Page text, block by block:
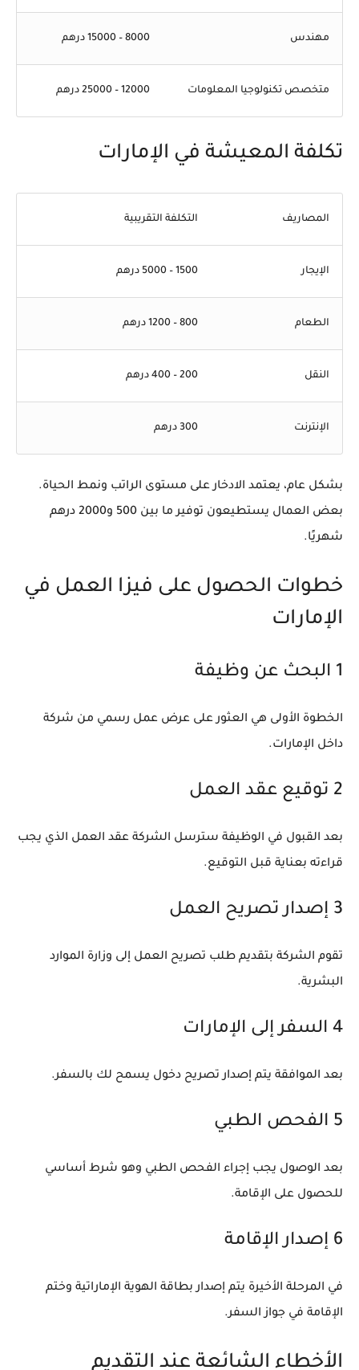
مهندس 8000 – 15000 درهم
متخصص تكنولوجيا المعلومات 12000 – 25000 درهم
تكلفة المعيشة في الإمارات
المصاريف التكلفة التقريبية
الإيجار 1500 – 5000 درهم
الطعام 800 – 1200 درهم
النقل 200 – 400 درهم
الإنترنت 300 درهم
بشكل عام، يعتمد الادخار على مستوى الراتب ونمط الحياة.
بعض العمال يستطيعون توفير ما بين 500 و2000 درهم
شهريًا.
خطوات الحصول على فيزا العمل في
الإمارات
1 البحث عن وظيفة
الخطوة الأولى هي العثور على عرض عمل رسمي من شركة
داخل الإمارات.
2 توقيع عقد العمل
بعد القبول في الوظيفة سترسل الشركة عقد العمل الذي يجب
قراءته بعناية قبل التوقيع.
3 إصدار تصريح العمل
تقوم الشركة بتقديم طلب تصريح العمل إلى وزارة الموارد
البشرية.
4 السفر إلى الإمارات
بعد الموافقة يتم إصدار تصريح دخول يسمح لك بالسفر.
5 الفحص الطبي
بعد الوصول يجب إجراء الفحص الطبي وهو شرط أساسي
للحصول على الإقامة.
6 إصدار الإقامة
في المرحلة الأخيرة يتم إصدار بطاقة الهوية الإماراتية وختم
الإقامة في جواز السفر.
الأخطاء الشائعة عند التقديم